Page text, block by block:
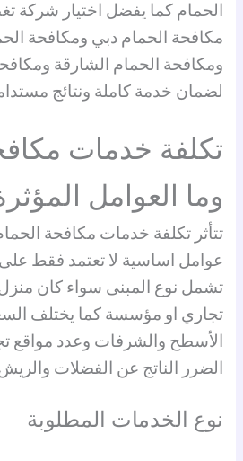
الحمام كما يفضل اختيار شركة
مكافحة الحمام دبي ومكافحة
ومكافحة الحمام الشارقة
لضمان خدمة كاملة ونتائج
تكلفة خدمات
وما العوامل
تتأثر تكلفة خدمات مكافحة
عوامل اساسية لا تعتمد فقط
تشمل نوع المبنى سواء كان منزل
تجاري او مؤسسة كما يختلف
الأسطح والشرفات وعدد مواقع
الضرر الناتج عن الفضلات
نوع الخدمات المطلوبة